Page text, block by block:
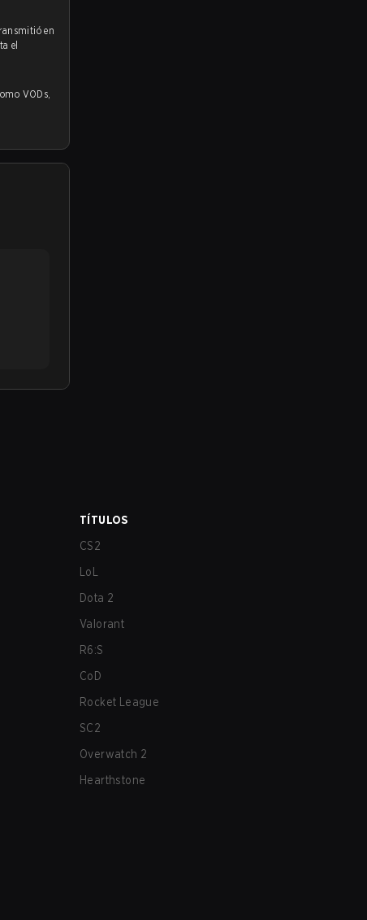
en
el
VODs,
TÍTULOS
CS2
LoL
Dota 2
Valorant
R6:S
CoD
Rocket League
SC2
Overwatch 2
Hearthstone